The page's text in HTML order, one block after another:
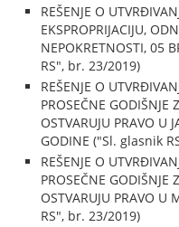
REŠENJE O
EKSPROPRIJACIJU,
NEPOKRETNOSTI, 05
RS", br. 23/2019)
REŠENJE O
PROSEČNE GODIŠNJE
OSTVARUJU PRAVO U
GODINE ("Sl. glasnik
REŠENJE O
PROSEČNE GODIŠNJE
OSTVARUJU PRAVO
RS", br. 23/2019)